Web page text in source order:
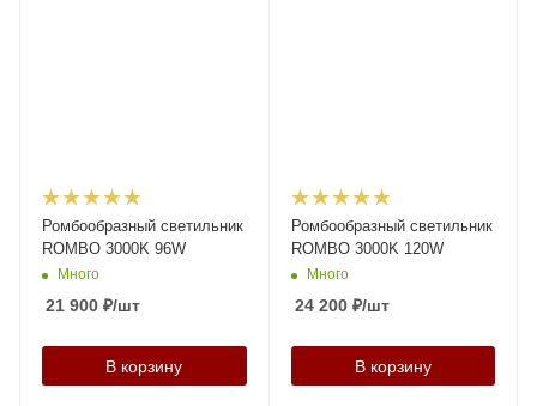
Ромбообразный светильник
ROMBO 3000K 96W
Много
21 900 ₽/шт
В корзину
Ромбообразный светильник
ROMBO 3000K 120W
Много
24 200₽/шт
В корзину